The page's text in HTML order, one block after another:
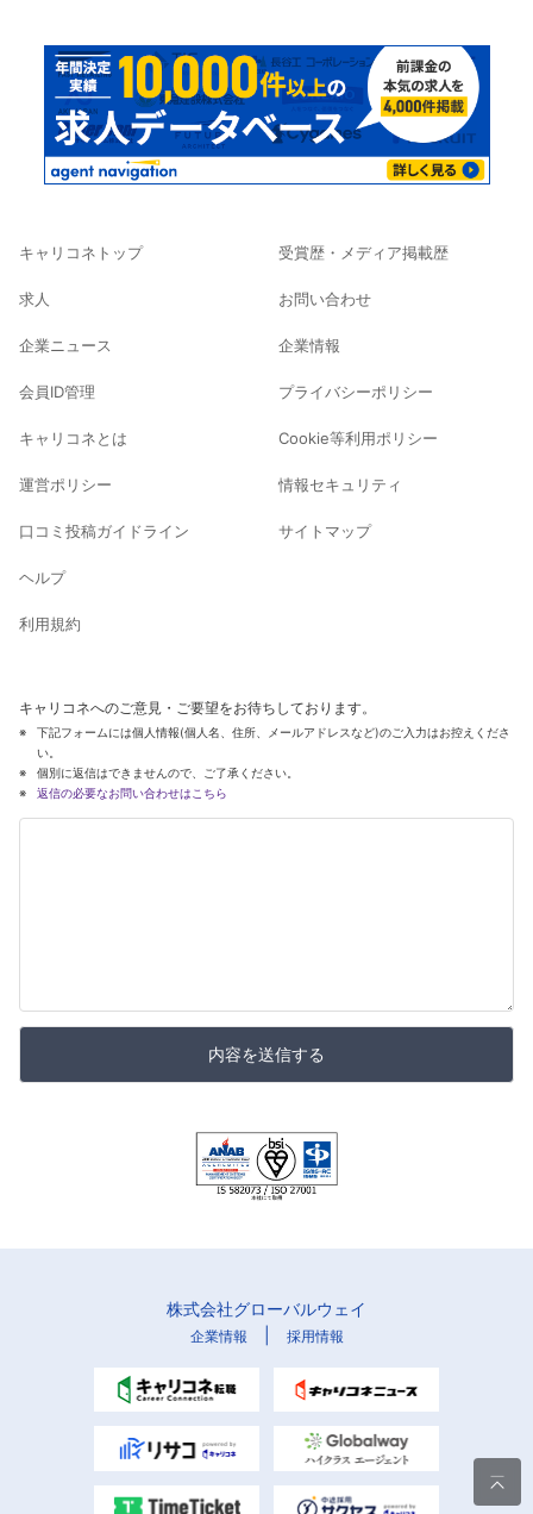
キャリコネトップ
求人
企業ニュース
会員ID管理
キャリコネとは
運営ポリシー
口コミ投稿ガイドライン
ヘルプ
利用規約
受賞歴・メディア掲載歴
お問い合わせ
企業情報
プライバシーポリシー
Cookie等利用ポリシー
情報セキュリティ
サイトマップ
キャリコネへのご意見・ご要望をお待ちしております。
下記フォームには個人情報(個人名、住所、メールアドレスなど)のご入力はお控えくださ
い。
個別に返信はできませんので、ご了承ください。
返信の必要なお問い合わせはこちら
内容を送信する
株式会社グローバルウェイ
企業情報 採用情報
